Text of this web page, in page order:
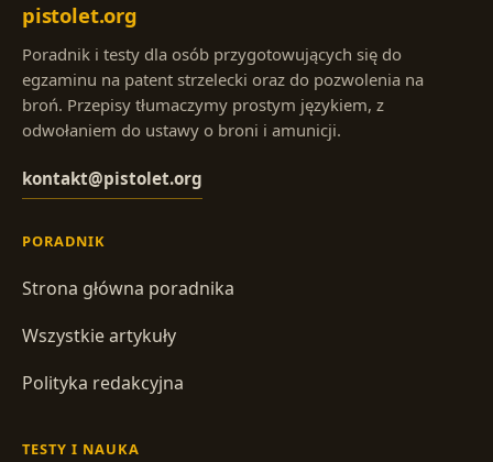
pistolet.org
Poradnik i testy dla osób przygotowujących się do
egzaminu na patent strzelecki oraz do pozwolenia na
broń. Przepisy tłumaczymy prostym językiem, z
odwołaniem do ustawy o broni i amunicji.
kontakt@pistolet.org
PORADNIK
Strona główna poradnika
Wszystkie artykuły
Polityka redakcyjna
TESTY I NAUKA